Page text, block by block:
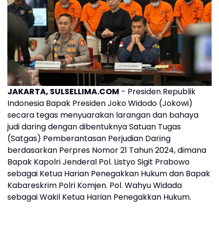
JAKARTA, SULSELLIMA.COM - Presiden Republik
Indonesia Bapak Presiden Joko Widodo (Jokowi)
secara tegas menyuarakan larangan dan bahaya
judi daring dengan dibentuknya Satuan Tugas
(Satgas) Pemberantasan Perjudian Daring
berdasarkan Perpres Nomor 21 Tahun 2024, dimana
Bapak Kapolri Jenderal Pol. Listyo Sigit Prabowo
sebagai Ketua Harian Penegakkan Hukum dan Bapak
Kabareskrim Polri Komjen. Pol. Wahyu Widada
sebagai Wakil Ketua Harian Penegakkan Hukum.